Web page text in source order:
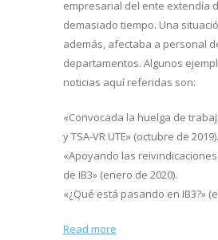
empresarial del ente extendía
demasiado tiempo. Una
además, afectaba a personal
departamentos. Algunos
noticias aquí referidas son:
«Convocada la huelga de
y TSA-VR UTE» (octubre de 2019).
«Apoyando las
de IB3» (enero de 2020).
«¿Qué está pasando en IB3?»
Read more